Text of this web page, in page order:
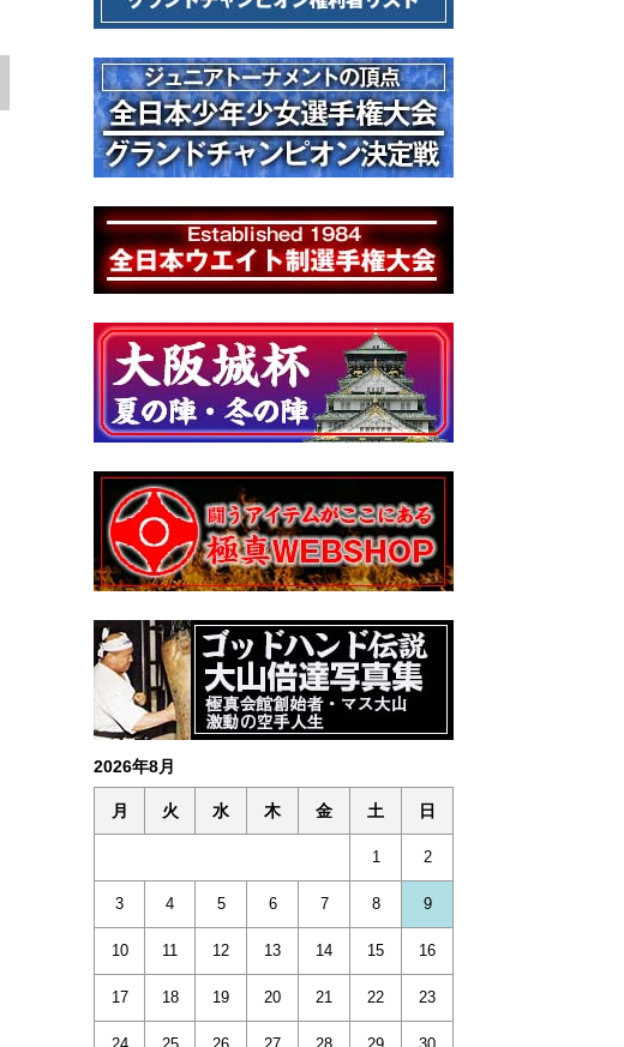
2026年8月
月 火 水 木 金 土 日
1 2
3 4 5 6 7 8 9
10 11 12 13 14 15 16
17 18 19 20 21 22 23